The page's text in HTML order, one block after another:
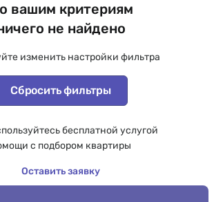
вашим критериям
не найдено
изменить настройки фильтра
Сбросить фильтры
бесплатной услугой
с подбором квартиры
Оставить заявку